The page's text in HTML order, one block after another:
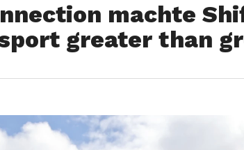
machte
greater than